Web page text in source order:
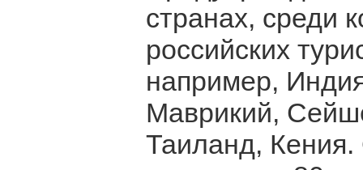
странах, среди
российских
например,
Маврикий,
Таиланд,